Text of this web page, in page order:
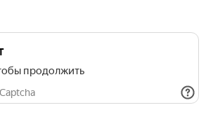
продолжить